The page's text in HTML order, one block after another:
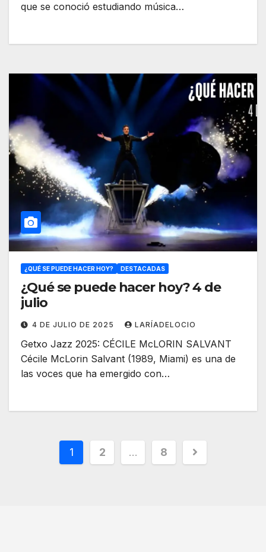
que se conoció estudiando música…
¿QUÉ SE PUEDE HACER HOY? DESTACADAS
¿Qué se puede hacer hoy? 4 de
julio
4 DE JULIO DE 2025 LARÍADELOCIO
Getxo Jazz 2025: CÉCILE McLORIN SALVANT
Cécile McLorin Salvant (1989, Miami) es una de
las voces que ha emergido con…
1 2 … 8